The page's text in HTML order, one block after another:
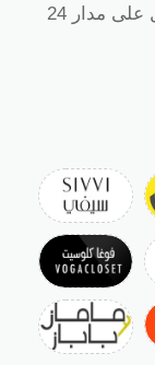
استبدال واسترجاع مرنة، خدمة عملاء تعمل على مدار 24